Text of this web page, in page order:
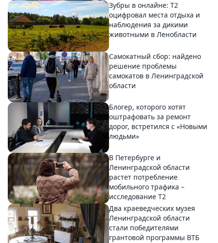
Зубры в онлайне: Т2
оцифровал места отдыха и
наблюдения за дикими
животными в Ленобласти
Самокатный сбор: найдено
решение проблемы
самокатов в Ленинградской
области
Блогер, которого хотят
оштрафовать за ремонт
дорог, встретился с «Новыми
людьми»
В Петербурге и
Ленинградской области
растет потребление
мобильного трафика –
исследование T2
Два краеведческих музея
Ленинградской области
стали победителями
грантовой программы ВТБ